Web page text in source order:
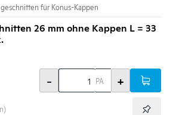
für Konus-Kappen
26 mm ohne Kappen L = 33
- PA +